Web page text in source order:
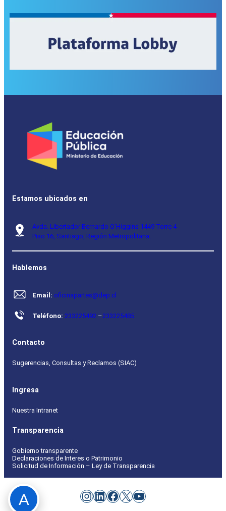
Estamos ubicados en
Avda. Libertador Bernardo O’Higgins 1449 Torre 4
Piso 16, Santiago, Región Metropolitana.
Hablemos
Email: oficinapartes@dep.cl
Teléfono: 233225492 –233225485
Contacto
Sugerencias, Consultas y Reclamos (SIAC)
Ingresa
Nuestra Intranet
Transparencia
Gobierno transparente
Declaraciones de Interes o Patrimonio
Solicitud de Información – Ley de Transparencia
Instagram
LinkedIn
Facebook
X YouTube
A